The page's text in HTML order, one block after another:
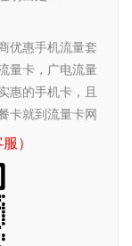
优惠手机流量套
量卡，广电流量
惠的手机卡，且
卡就到流量卡网
）